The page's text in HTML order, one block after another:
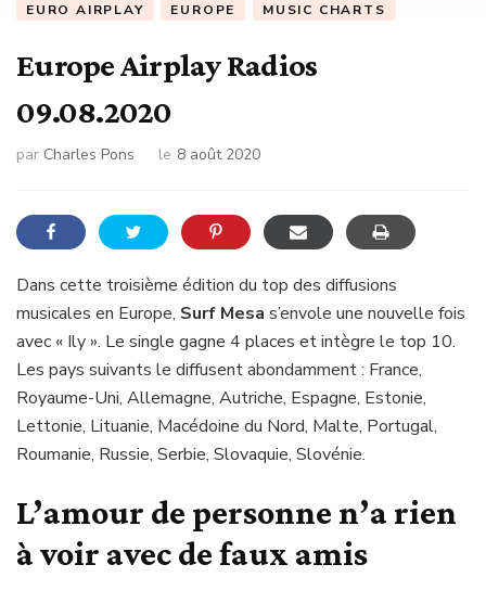
EURO AIRPLAY EUROPE MUSIC CHARTS
Europe Airplay Radios
09.08.2020
par Charles Pons le 8 août 2020
Dans cette troisième édition du top des diffusions
musicales en Europe, Surf Mesa s’envole une nouvelle fois
avec « Ily ». Le single gagne 4 places et intègre le top 10.
Les pays suivants le diffusent abondamment : France,
Royaume-Uni, Allemagne, Autriche, Espagne, Estonie,
Lettonie, Lituanie, Macédoine du Nord, Malte, Portugal,
Roumanie, Russie, Serbie, Slovaquie, Slovénie.
L’amour de personne n’a rien
à voir avec de faux amis